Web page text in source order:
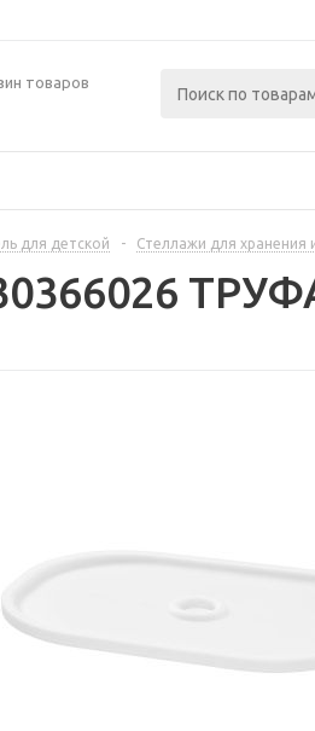
товаров
для детской - Стеллажи для хранения